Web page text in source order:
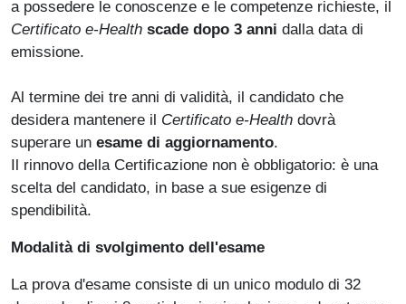
a possedere le conoscenze e le competenze richieste, il
Certificato e-Health scade dopo 3 anni dalla data di
emissione.
Al termine dei tre anni di validità, il candidato che
desidera mantenere il Certificato e-Health dovrà
superare un esame di aggiornamento.
Il rinnovo della Certificazione non è obbligatorio: è una
scelta del candidato, in base a sue esigenze di
spendibilità.
Modalità di svolgimento dell'esame
La prova d'esame consiste di un unico modulo di 32